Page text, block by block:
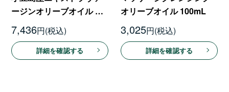
ージンオリーブオイル オ
イル化粧水 120mL
7,436円
詳細を確認する
オリーブオイル 100mL
3,025円
詳細を確認する